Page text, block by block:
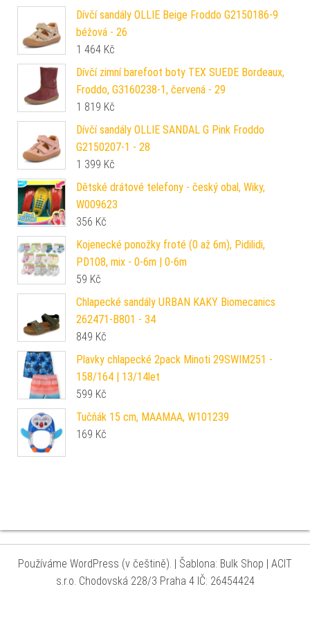
Dívčí sandály OLLIE Beige Froddo G2150186-9
béžová - 26
1 464 Kč
Dívčí zimní barefoot boty TEX SUEDE Bordeaux,
Froddo, G3160238-1, červená - 29
1 819 Kč
Dívčí sandály OLLIE SANDAL G Pink Froddo
G2150207-1 - 28
1 399 Kč
Dětské drátové telefony - český obal, Wiky,
W009623
356 Kč
Kojenecké ponožky froté (0 až 6m), Pidilidi,
PD108, mix - 0-6m | 0-6m
59 Kč
Chlapecké sandály URBAN KAKY Biomecanics
262471-B801 - 34
849 Kč
Plavky chlapecké 2pack Minoti 29SWIM251 -
158/164 | 13/14let
599 Kč
Tučňák 15 cm, MAAMAA, W101239
169 Kč
Používáme WordPress (v češtině). | Šablona: Bulk Shop | ACIT
s.r.o. Chodovská 228/3 Praha 4 IČ: 26454424